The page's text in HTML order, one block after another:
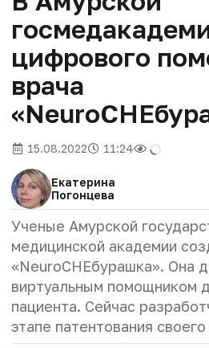
цифрового
врача
15.08.2022 11:24
Екатерина
Погонцева
Ученые Амурской
медицинской академии
«NeuroCHEбурашка». Она
виртуальным помощником
пациента. Сейчас
этапе патентования